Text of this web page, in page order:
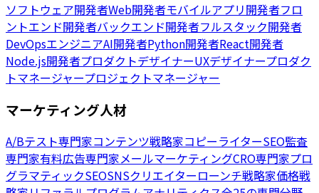
ソフトウェア開発者Web開発者モバイルアプリ開発者フロ
ントエンド開発者バックエンド開発者フルスタック開発者
DevOpsエンジニアAI開発者Python開発者React開発者
Node.js開発者プロダクトデザイナーUXデザイナープロダク
トマネージャープロジェクトマネージャー
マーケティング人材
A/Bテスト専門家コンテンツ戦略家コピーライターSEO監査
専門家有料広告専門家メールマーケティングCRO専門家プロ
グラマティックSEOSNSクリエイターローンチ戦略家価格戦